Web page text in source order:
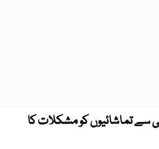
سے تماشائیوں کو مشکلات کا